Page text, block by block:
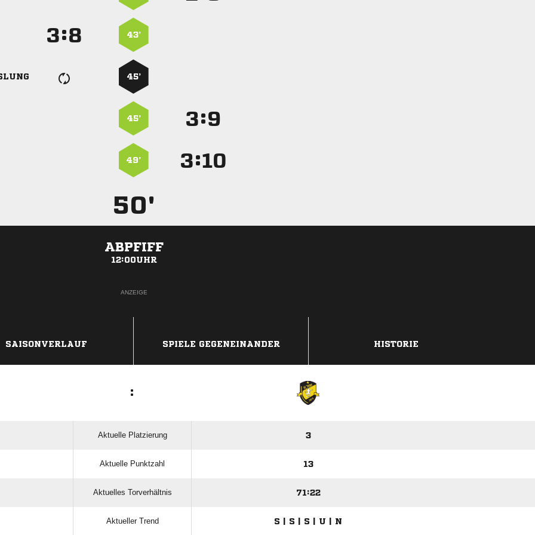
: 43’
45’
45’ :
49’ :
50'
ABPFIFF
12:00UHR
ANZEIGE
SAISONVERLAUF SPIELE GEGENEINANDER HISTORIE
:
Aktuelle Platzierung 3
Aktuelle Punktzahl 13
Aktuelles Torverhältnis 71:22
Aktueller Trend S | S | S | U | N